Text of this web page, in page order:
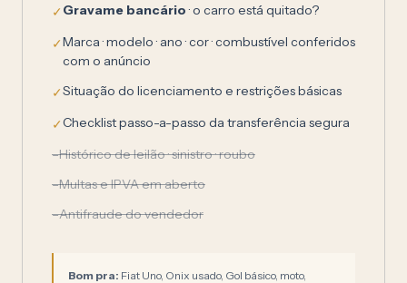
✓Gravame bancário· o carro está quitado?
✓Marca · modelo · ano · cor · combustível conferidos
com o anúncio
✓Situação do licenciamento e restrições básicas
✓Checklist passo-a-passo da transferência segura
–Histórico de leilão · sinistro · roubo
–Multas e IPVA em aberto
–Antifraude do vendedor
Bom pra: Fiat Uno, Onix usado, Gol básico, moto,